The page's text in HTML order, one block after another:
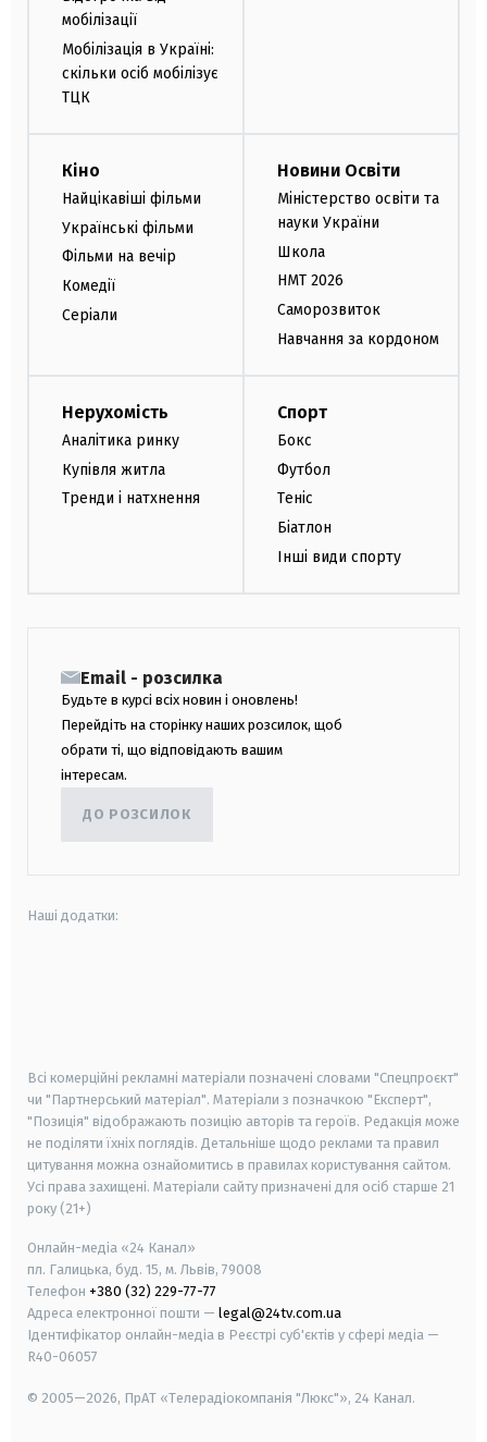
мобілізації
Мобілізація в Україні:
скільки осіб мобілізує
ТЦК
Кіно
Найцікавіші фільми
Українські фільми
Фільми на вечір
Комедії
Серіали
Новини Освіти
Міністерство освіти та
науки України
Школа
НМТ 2026
Саморозвиток
Навчання за кордоном
Нерухомість
Аналітика ринку
Купівля житла
Тренди і натхнення
Спорт
Бокс
Футбол
Теніс
Біатлон
Інші види спорту
Email - розсилка
Будьте в курсі всіх новин і оновлень!
Перейдіть на сторінку наших розсилок, щоб
обрати ті, що відповідають вашим
інтересам.
ДО РОЗСИЛОК
Наші додатки:
Всі комерційні рекламні матеріали позначені словами "Спецпроєкт"
чи "Партнерський матеріал". Матеріали з позначкою "Експерт",
"Позиція" відображають позицію авторів та героїв. Редакція може
не поділяти їхніх поглядів. Детальніше щодо реклами та правил
цитування можна ознайомитись в правилах користування сайтом.
Усі права захищені. Матеріали сайту призначені для осіб старше 21
року (21+)
Онлайн-медіа «24 Канал»
пл. Галицька, буд. 15, м. Львів, 79008
Телефон +380 (32) 229-77-77
Адреса електронної пошти — legal@24tv.com.ua
Ідентифікатор онлайн-медіа в Реєстрі суб'єктів у сфері медіа —
R40-06057
© 2005—2026, ПрАТ «Телерадіокомпанія "Люкс"», 24 Канал.